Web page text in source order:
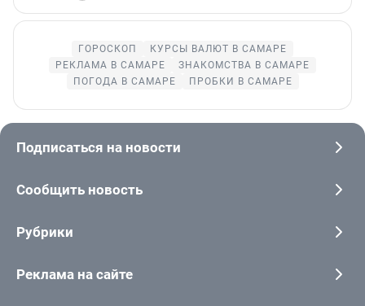
ГОРОСКОП
КУРСЫ ВАЛЮТ В САМАРЕ
РЕКЛАМА В САМАРЕ
ЗНАКОМСТВА В САМАРЕ
ПОГОДА В САМАРЕ
ПРОБКИ В САМАРЕ
Подписаться на новости
Сообщить новость
Рубрики
Реклама на сайте